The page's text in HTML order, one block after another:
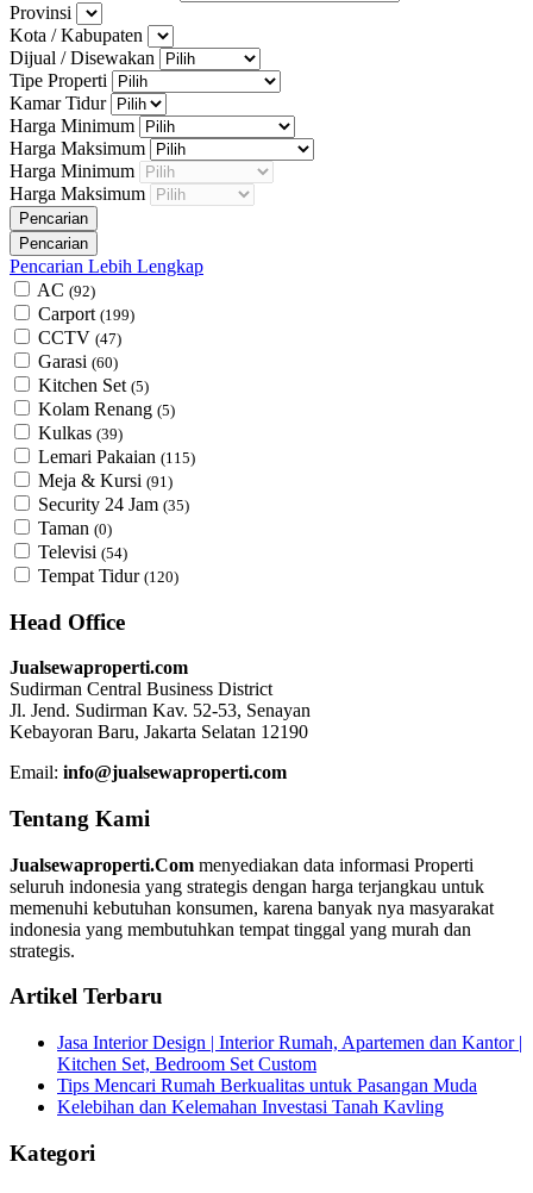
Provinsi
Kota / Kabupaten
Dijual / Disewakan
Tipe Properti
Kamar Tidur
Harga Minimum
Harga Maksimum
Harga Minimum
Harga Maksimum
Pencarian Lebih Lengkap
AC (92)
Carport (199)
CCTV (47)
Garasi (60)
Kitchen Set (5)
Kolam Renang (5)
Kulkas (39)
Lemari Pakaian (115)
Meja & Kursi (91)
Security 24 Jam (35)
Taman (0)
Televisi (54)
Tempat Tidur (120)
Head Office
Jualsewaproperti.com
Sudirman Central Business District
Jl. Jend. Sudirman Kav. 52-53, Senayan
Kebayoran Baru, Jakarta Selatan 12190
Email: info@jualsewaproperti.com
Tentang Kami
Jualsewaproperti.Com menyediakan data informasi Properti
seluruh indonesia yang strategis dengan harga terjangkau untuk
memenuhi kebutuhan konsumen, karena banyak nya masyarakat
indonesia yang membutuhkan tempat tinggal yang murah dan
strategis.
Artikel Terbaru
Jasa Interior Design | Interior Rumah, Apartemen dan Kantor |
Kitchen Set, Bedroom Set Custom
Tips Mencari Rumah Berkualitas untuk Pasangan Muda
Kelebihan dan Kelemahan Investasi Tanah Kavling
Kategori